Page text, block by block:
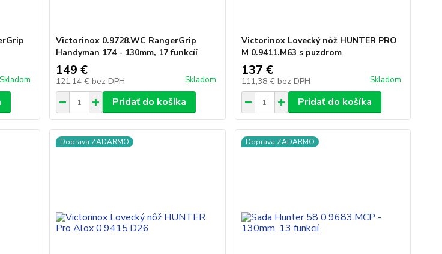
Skladom
Victorinox 0.9728.WC RangerGrip
Handyman 174 - 130mm, 17 funkcíí
149 €
121,14 € bez DPH Skladom
Pridať do košíka
Victorinox Lovecký nôž HUNTER PRO
M 0.9411.M63 s puzdrom
137 €
111,38 € bez DPH Skladom
Pridať do košíka
Doprava ZADARMO Doprava ZADARMO